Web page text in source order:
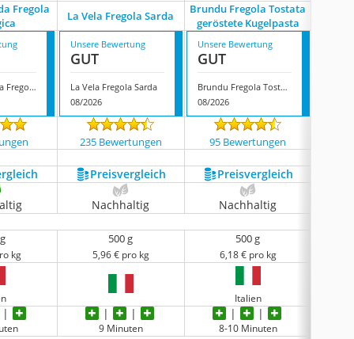
Fregola
La Vela Fregola Sarda
Brundu Fregola Tostata
geröstete Kugelpasta
Tanda & Spada Fregola Biologica
Unsere Bewertung
GUT
La Vela Fregola Sarda
08/2026
Unsere Bewertung
GUT
Brundu Fregola Tostata geröstete Kugelpasta
08/2026
235 Bewertungen 95 Bewertungen
Preis­vergleich Preis­vergleich
Nachhaltig Nachhaltig
kg
500 g
5,96 € pro kg
500 g
6,18 € pro kg
Italien
9 Minuten 8-10 Minuten